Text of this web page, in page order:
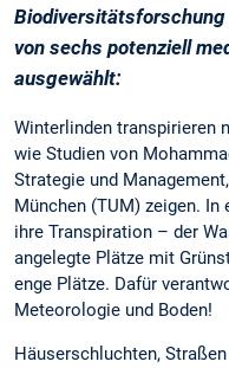
Biodiversitätsforschung
von sechs potenziell
ausgewählt:
Winterlinden transpirieren
wie Studien von
Strategie und
München (TUM) zeigen.
ihre Transpiration – der
angelegte Plätze mit
enge Plätze. Dafür
Meteorologie und Boden!
Häuserschluchten,